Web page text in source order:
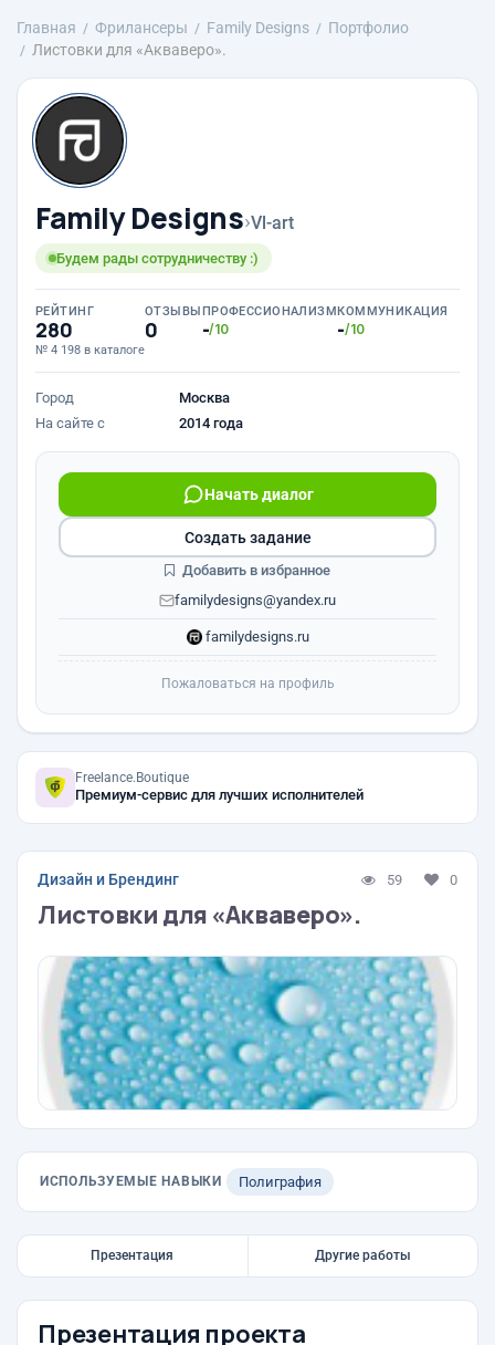
Главная Фрилансеры Family Designs
Портфолио
Листовки для «Акваверо».
Family Designs›Vl-art
Будем рады сотрудничеству :)
РЕЙТИНГ
280
№ 4 198 в каталоге
ОТЗЫВЫ
0
ПРОФЕССИОНАЛИЗМ
-/10
КОММУНИКАЦИЯ
-/10
Город
Москва
На сайте с
2014 года
Начать диалог
familydesigns@yandex.ru
familydesigns.ru
Создать задание
Добавить в избранное
Пожаловаться на профиль
Freelance.Boutique
Премиум-сервис для лучших исполнителей
Дизайн и Брендинг 59 0
Листовки для «Акваверо».
ИСПОЛЬЗУЕМЫЕ НАВЫКИ Полиграфия
Презентация Другие работы
Презентация проекта